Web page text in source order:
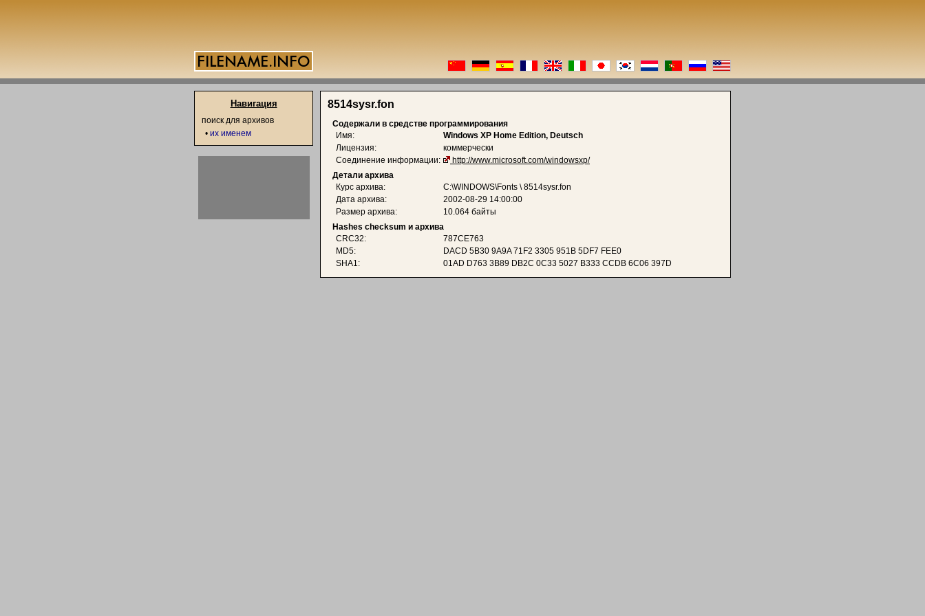
8514sysr.fon
Содержали в средстве программирования
Имя:
Windows XP Home Edition, Deutsch
Лицензия:
коммерчески
Соединение информации:
http://www.microsoft.com/windowsxp/
Детали архива
Курс архива:
C:\WINDOWS\Fonts \ 8514sysr.fon
Дата архива:
2002-08-29 14:00:00
Размер архива:
10.064 байты
Hashes checksum и архива
CRC32:
787CE763
MD5:
DACD 5B30 9A9A 71F2 3305 951B 5DF7 FEE0
SHA1:
01AD D763 3B89 DB2C 0C33 5027 B333 CCDB 6C06 397D
Навигация
поиск для архивов
• их именем